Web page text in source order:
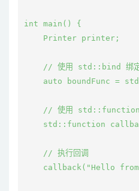
int main() {
    Printer printer;
// 使用 std::bind 绑定
auto boundFunc =
// 使用 std::function
    std::function
    // 执行回调
callback("Hello